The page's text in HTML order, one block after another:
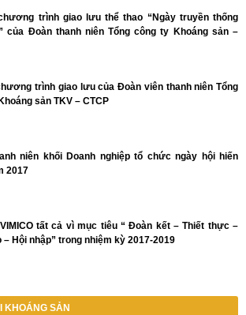
trình giao lưu thể thao “Ngày truyền thống
của Đoàn thanh niên Tổng công ty Khoáng sản –
trình giao lưu của Đoàn viên thanh niên Tổng
sản TKV – CTCP
niên khối Doanh nghiệp tổ chức ngày hội hiến
2017
tất cả vì mục tiêu “ Đoàn kết – Thiết thực –
– Hội nhập” trong nhiệm kỳ 2017-2019
KHOÁNG SẢN